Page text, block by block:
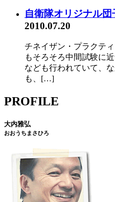
自衛隊オリジナル
2010.07.20
チネイザン・プラクテ
もそろそろ中間試験に
なども行われていて、
も、[…]
PROFILE
大内雅弘
おおうちまさひろ